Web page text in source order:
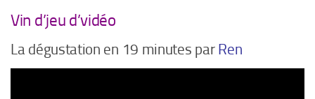
Vin d’jeu d’vidéo
La dégustation en 19 minutes par Ren